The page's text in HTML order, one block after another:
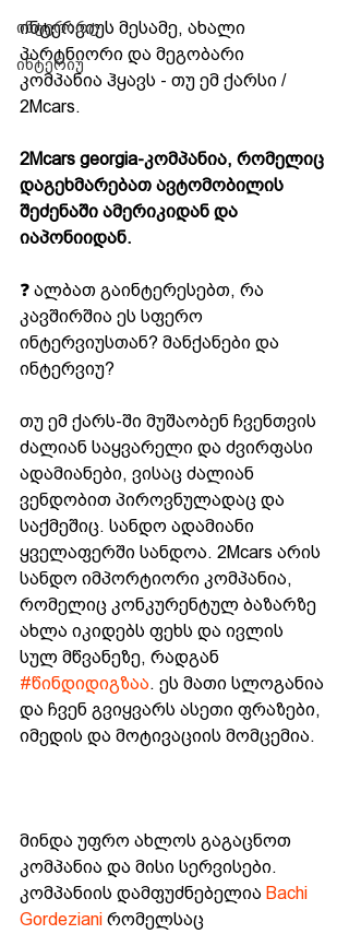
ინტერარტ
ინტერიუ
ინტერვიუს მესამე, ახალი
პარტნიორი და მეგობარი
კომპანია ჰყავს - თუ ემ ქარსი /
2Mcars.
2Mcars georgia-კომპანია, რომელიც
დაგეხმარებათ ავტომობილის
შეძენაში ამერიკიდან და
იაპონიიდან.
❓ ალბათ გაინტერესებთ, რა
კავშირშია ეს სფერო
ინტერვიუსთან? მანქანები და
ინტერვიუ?
თუ ემ ქარს-ში მუშაობენ ჩვენთვის
ძალიან საყვარელი და ძვირფასი
ადამიანები, ვისაც ძალიან
ვენდობით პიროვნულადაც და
საქმეშიც. სანდო ადამიანი
ყველაფერში სანდოა. 2Mcars არის
სანდო იმპორტიორი კომპანია,
რომელიც კონკურენტულ ბაზარზე
ახლა იკიდებს ფეხს და ივლის
სულ მწვანეზე, რადგან
#წინდიდიგზაა. ეს მათი სლოგანია
და ჩვენ გვიყვარს ასეთი ფრაზები,
იმედის და მოტივაციის მომცემია.
მინდა უფრო ახლოს გაგაცნოთ
კომპანია და მისი სერვისები.
კომპანიის დამფუძნებელია Bachi
Gordeziani რომელსაც